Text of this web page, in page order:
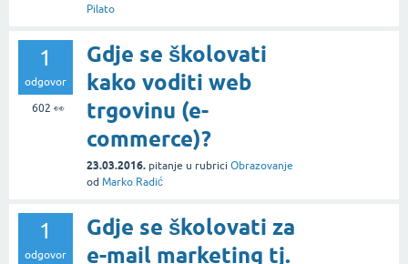
Pilato
1
odgovor
602 👀
Gdje se školovati
kako voditi web
trgovinu (e-
commerce)?
23.03.2016. pitanje u rubrici Obrazovanje
od Marko Radić
1
odgovor
Gdje se školovati za
e-mail marketing tj.